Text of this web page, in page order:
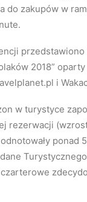
do zakupów w
2018”
i
w turystyce
rezerwacji
ponad